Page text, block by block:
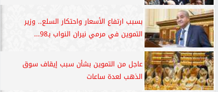
بسبب ارتفاع الأسعار واحتكار السلع.. وزير
التموين في مرمي نيران النواب بـ98...
عاجل من التموين بشأن سبب إيقاف سوق
الذهب لعدة ساعات